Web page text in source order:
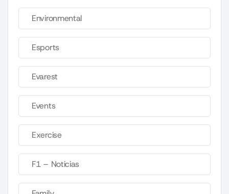
Environmental
Esports
Evarest
Events
Exercise
F1 – Noticias